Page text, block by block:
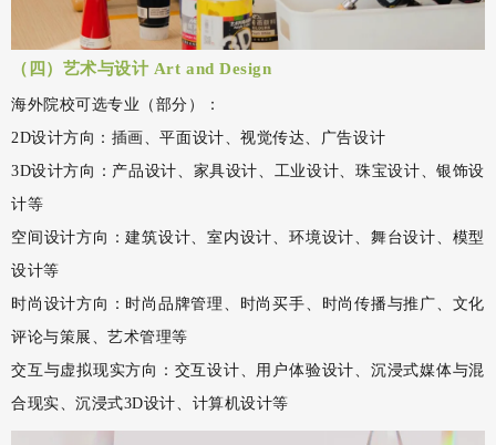
（四）艺术与设计 Art and Design
海外院校可选专业（部分）：
2D设计方向：插画、平面设计、视觉传达、广告设计
3D设计方向：产品设计、家具设计、工业设计、珠宝设计、银饰设
计等
空间设计方向：建筑设计、室内设计、环境设计、舞台设计、模型
设计等
时尚设计方向：时尚品牌管理、时尚买手、时尚传播与推广、文化
评论与策展、艺术管理等
交互与虚拟现实方向：交互设计、用户体验设计、沉浸式媒体与混
合现实、沉浸式3D设计、计算机设计等